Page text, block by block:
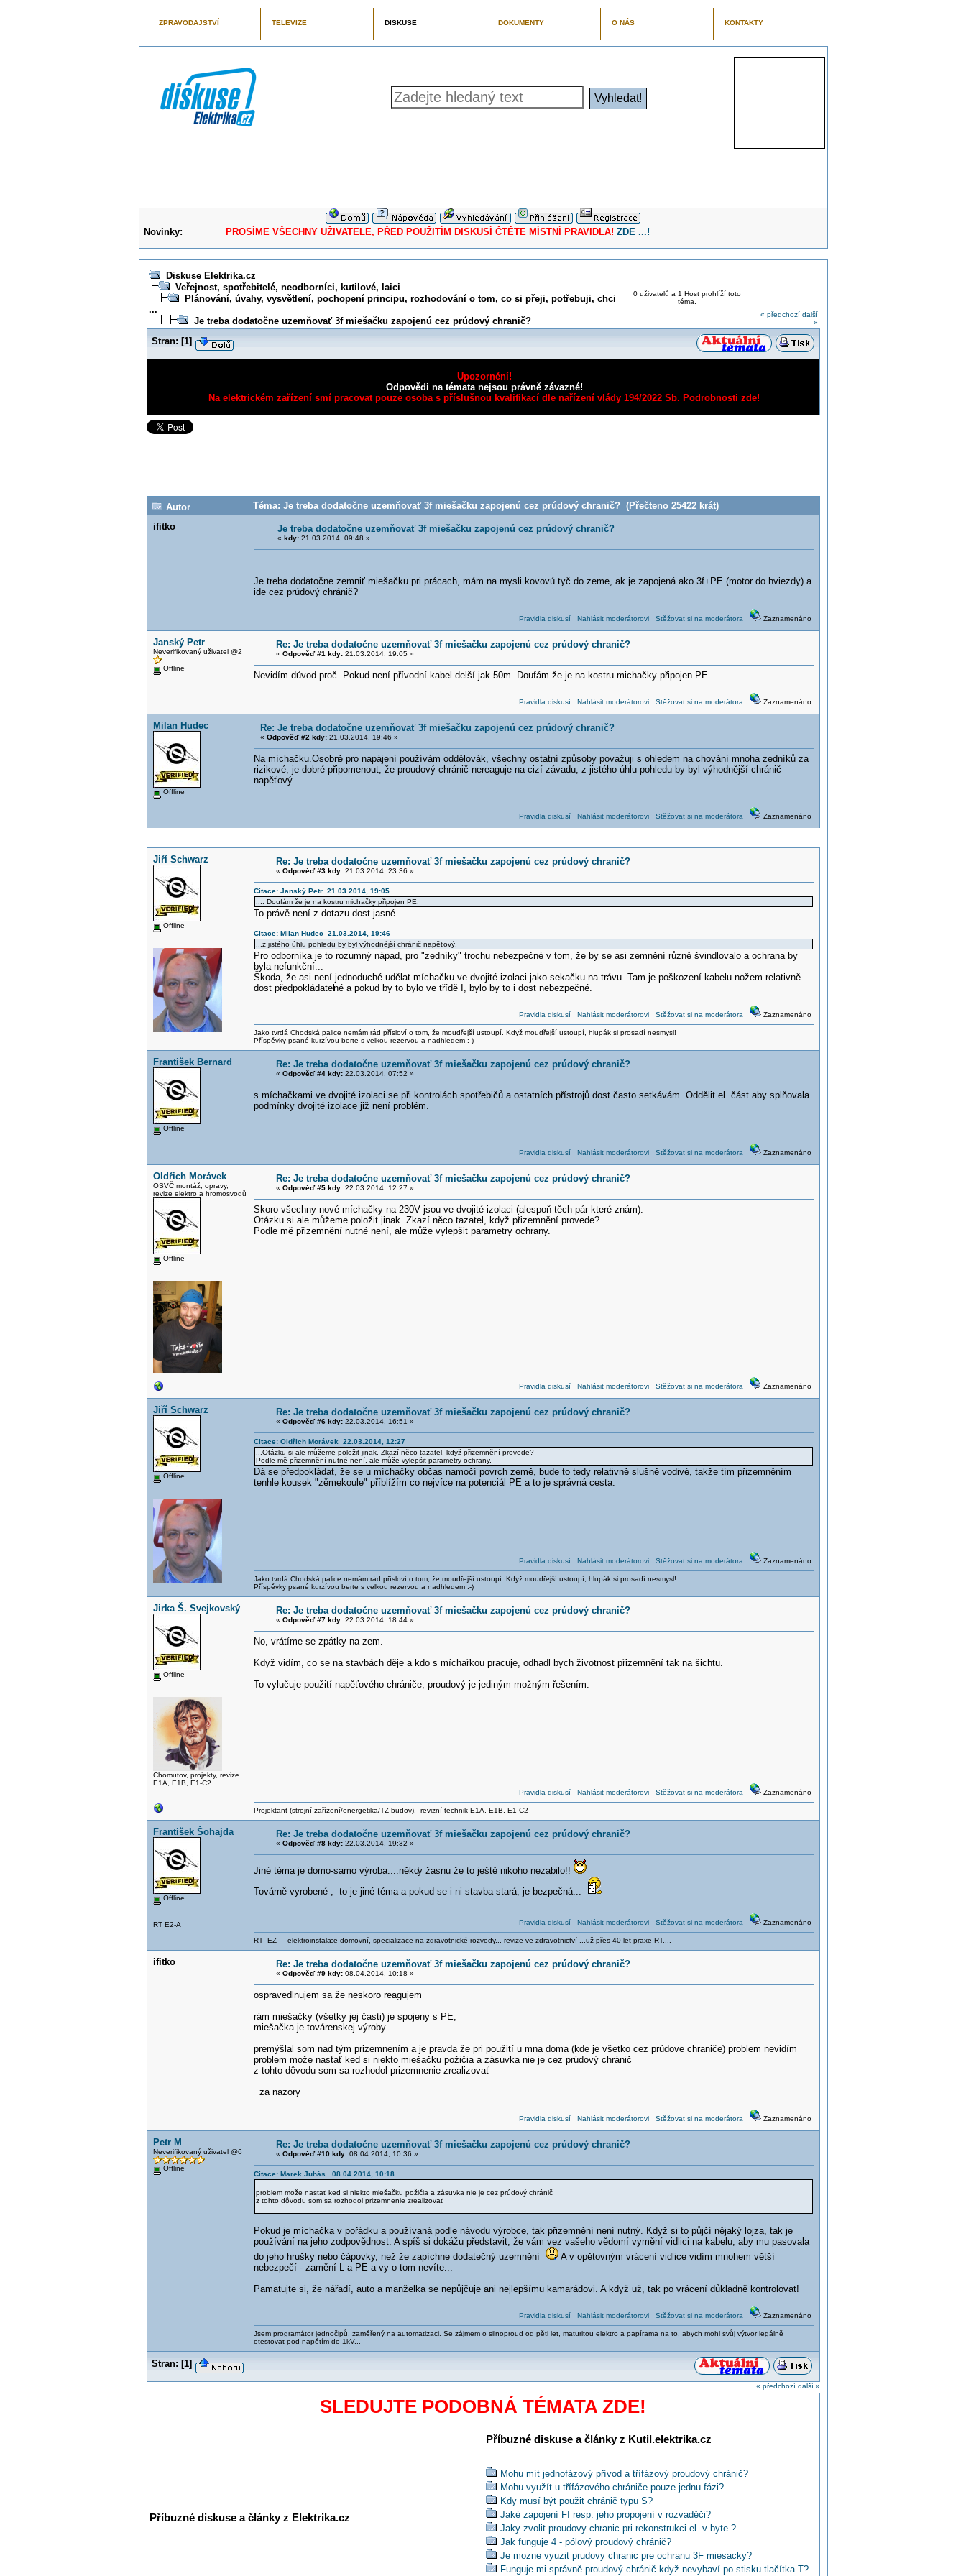
ZPRAVODAJSTVÍ TELEVIZE DISKUSE DOKUMENTY O NÁS KONTAKTY
Novinky: PROSÍME VŠECHNY UŽIVATELE, PŘED POUŽITÍM DISKUSÍ ČTĚTE MÍSTNÍ PRAVIDLA! ZDE ...!
Diskuse Elektrika.cz
Veřejnost, spotřebitelé, neodborníci, kutilové, laici
Plánování, úvahy, vysvětlení, pochopení principu, rozhodování o tom, co si přeji, potřebuji, chci
...
Je treba dodatočne uzemňovať 3f miešačku zapojenú cez prúdový chranič?
0 uživatelů a 1 Host prohlíží toto
téma.
« předchozí další
»
Stran: [1]
Upozornění!
Odpovědi na témata nejsou právně závazné!
Na elektrickém zařízení smí pracovat pouze osoba s příslušnou kvalifikací dle nařízení vlády 194/2022 Sb. Podrobnosti zde!
Autor
Téma: Je treba dodatočne uzemňovať 3f miešačku zapojenú cez prúdový chranič? (Přečteno 25422 krát)
ifitko
Je treba dodatočne uzemňovať 3f miešačku zapojenú cez prúdový chranič?
« kdy:21.03.2014, 09:48 »
Je treba dodatočne zemniť miešačku pri prácach, mám na mysli kovovú tyč do zeme, ak je zapojená ako 3f+PE (motor do hviezdy) a
ide cez prúdový chránič?
Pravidla diskusí Nahlásit moderátorovi Stěžovat si na moderátora Zaznamenáno
Janský Petr
Neverifikovaný uživatel @2
Offline
Re: Je treba dodatočne uzemňovať 3f miešačku zapojenú cez prúdový chranič?
« Odpověď #1 kdy:21.03.2014, 19:05 »
Nevidím důvod proč. Pokud není přívodní kabel delší jak 50m. Doufám že je na kostru michačky připojen PE.
Pravidla diskusí Nahlásit moderátorovi Stěžovat si na moderátora Zaznamenáno
Milan Hudec
Offline
Re: Je treba dodatočne uzemňovať 3f miešačku zapojenú cez prúdový chranič?
« Odpověď #2 kdy:21.03.2014, 19:46 »
Na míchačku.Osobně pro napájení používám oddělovák, všechny ostatní způsoby považuji s ohledem na chování mnoha zedníků za
rizikové, je dobré připomenout, že proudový chránič nereaguje na cizí závadu, z jistého úhlu pohledu by byl výhodnější chránič
napěťový.
Pravidla diskusí Nahlásit moderátorovi Stěžovat si na moderátora Zaznamenáno
Jiří Schwarz
Offline
Re: Je treba dodatočne uzemňovať 3f miešačku zapojenú cez prúdový chranič?
« Odpověď #3 kdy:21.03.2014, 23:36 »
Citace: Janský Petr 21.03.2014, 19:05
.... Doufám že je na kostru michačky připojen PE.
To právě není z dotazu dost jasné.
Citace: Milan Hudec 21.03.2014, 19:46
...z jistého úhlu pohledu by byl výhodnější chránič napěťový.
Pro odborníka je to rozumný nápad, pro "zedníky" trochu nebezpečné v tom, že by se asi zemnění různě švindlovalo a ochrana by
byla nefunkční...
Škoda, že asi není jednoduché udělat míchačku ve dvojité izolaci jako sekačku na trávu. Tam je poškození kabelu nožem relativně
dost předpokládatelné a pokud by to bylo ve třídě I, bylo by to i dost nebezpečné.
Pravidla diskusí Nahlásit moderátorovi Stěžovat si na moderátora Zaznamenáno
Jako tvrdá Chodská palice nemám rád přísloví o tom, že moudřejší ustoupí. Když moudřejší ustoupí, hlupák si prosadí nesmysl!
Příspěvky psané kurzívou berte s velkou rezervou a nadhledem :-)
František Bernard
Offline
Re: Je treba dodatočne uzemňovať 3f miešačku zapojenú cez prúdový chranič?
« Odpověď #4 kdy:22.03.2014, 07:52 »
s míchačkami ve dvojité izolaci se při kontrolách spotřebičů a ostatních přístrojů dost často setkávám. Oddělit el. část aby splňovala
podmínky dvojité izolace již není problém.
Pravidla diskusí Nahlásit moderátorovi Stěžovat si na moderátora Zaznamenáno
Oldřich Morávek
OSVČ montáž, opravy,
revize elektro a hromosvodů
Offline
Re: Je treba dodatočne uzemňovať 3f miešačku zapojenú cez prúdový chranič?
« Odpověď #5 kdy:22.03.2014, 12:27 »
Skoro všechny nové míchačky na 230V jsou ve dvojité izolaci (alespoň těch pár které znám).
Otázku si ale můžeme položit jinak. Zkazí něco tazatel, když přizemnění provede?
Podle mě přizemnění nutné není, ale může vylepšit parametry ochrany.
Pravidla diskusí Nahlásit moderátorovi Stěžovat si na moderátora Zaznamenáno
Jiří Schwarz
Offline
Re: Je treba dodatočne uzemňovať 3f miešačku zapojenú cez prúdový chranič?
« Odpověď #6 kdy:22.03.2014, 16:51 »
Citace: Oldřich Morávek 22.03.2014, 12:27
...Otázku si ale můžeme položit jinak. Zkazí něco tazatel, když přizemnění provede?
Podle mě přizemnění nutné není, ale může vylepšit parametry ochrany.
Dá se předpokládat, že se u míchačky občas namočí povrch země, bude to tedy relativně slušně vodivé, takže tím přizemněním
tenhle kousek "zěmekoule" příblížím co nejvíce na potenciál PE a to je správná cesta.
Pravidla diskusí Nahlásit moderátorovi Stěžovat si na moderátora Zaznamenáno
Jako tvrdá Chodská palice nemám rád přísloví o tom, že moudřejší ustoupí. Když moudřejší ustoupí, hlupák si prosadí nesmysl!
Příspěvky psané kurzívou berte s velkou rezervou a nadhledem :-)
Jirka Š. Svejkovský
Offline
Chomutov, projekty, revize
E1A, E1B, E1-C2
Re: Je treba dodatočne uzemňovať 3f miešačku zapojenú cez prúdový chranič?
« Odpověď #7 kdy:22.03.2014, 18:44 »
No, vrátíme se zpátky na zem.
Když vidím, co se na stavbách děje a kdo s míchařkou pracuje, odhadl bych životnost přizemnění tak na šichtu.
To vylučuje použití napěťového chrániče, proudový je jediným možným řešením.
Pravidla diskusí Nahlásit moderátorovi Stěžovat si na moderátora Zaznamenáno
Projektant (strojní zařízení/energetika/TZ budov), revizní technik E1A, E1B, E1-C2
František Šohajda
Offline
RT E2-A
Re: Je treba dodatočne uzemňovať 3f miešačku zapojenú cez prúdový chranič?
« Odpověď #8 kdy:22.03.2014, 19:32 »
Jiné téma je domo-samo výroba....někdy žasnu že to ještě nikoho nezabilo!!
Továrně vyrobené , to je jiné téma a pokud se i ni stavba stará, je bezpečná...
Pravidla diskusí Nahlásit moderátorovi Stěžovat si na moderátora Zaznamenáno
RT -EZ - elektroinstalace domovní, specializace na zdravotnické rozvody... revize ve zdravotnictví ...už přes 40 let praxe RT....
ifitko Re: Je treba dodatočne uzemňovať 3f miešačku zapojenú cez prúdový chranič?
« Odpověď #9 kdy:08.04.2014, 10:18 »
ospravedlnujem sa že neskoro reagujem
rám miešačky (všetky jej časti) je spojeny s PE,
miešačka je továrenskej výroby
premýšlal som nad tým prizemnením a je pravda že pri použití u mna doma (kde je všetko cez prúdove chraniče) problem nevidím
problem može nastať ked si niekto miešačku požičia a zásuvka nie je cez prúdový chránič
z tohto dôvodu som sa rozhodol prizemnenie zrealizovať
za nazory
Pravidla diskusí Nahlásit moderátorovi Stěžovat si na moderátora Zaznamenáno
Petr M
Neverifikovaný uživatel @6
Offline
Re: Je treba dodatočne uzemňovať 3f miešačku zapojenú cez prúdový chranič?
« Odpověď #10 kdy:08.04.2014, 10:36 »
Citace: Marek Juhás. 08.04.2014, 10:18
problem može nastať ked si niekto miešačku požičia a zásuvka nie je cez prúdový chránič
z tohto dôvodu som sa rozhodol prizemnenie zrealizovať
Pokud je míchačka v pořádku a používaná podle návodu výrobce, tak přizemnění není nutný. Když si to půjčí nějaký lojza, tak je
používání na jeho zodpovědnost. A spíš si dokážu představit, že vám vez vašeho vědomí vymění vidlici na kabelu, aby mu pasovala
do jeho hrušky nebo čápovky, než že zapíchne dodatečný uzemnění
A v opětovným vrácení vidlice vidím mnohem větší
nebezpečí - zamění L a PE a vy o tom nevíte...
Pamatujte si, že nářadí, auto a manželka se nepůjčuje ani nejlepšímu kamarádovi. A když už, tak po vrácení důkladně kontrolovat!
Pravidla diskusí Nahlásit moderátorovi Stěžovat si na moderátora Zaznamenáno
Jsem programátor jednočipů, zaměřený na automatizaci. Se zájmem o silnoproud od pěti let, maturitou elektro a papírama na to, abych mohl svůj výtvor legálně
otestovat pod napětím do 1kV...
Stran: [1]
« předchozí další »
SLEDUJTE PODOBNÁ TÉMATA ZDE!
Příbuzné diskuse a články z Elektrika.cz
Příbuzné diskuse a články z Kutil.elektrika.cz
Mohu mít jednofázový přívod a třífázový proudový chránič?
Mohu využít u třífázového chrániče pouze jednu fázi?
Kdy musí být použit chránič typu S?
Jaké zapojení FI resp. jeho propojení v rozvaděči?
Jaky zvolit proudovy chranic pri rekonstrukci el. v byte.?
Jak funguje 4 - pólový proudový chránič?
Je mozne vyuzit prudovy chranic pre ochranu 3F miesacky?
Funguje mi správně proudový chránič když nevybaví po stisku tlačítka T?